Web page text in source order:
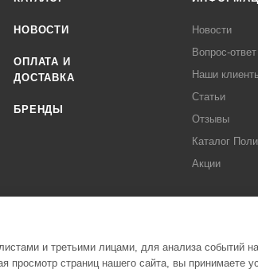
НОВОСТИ
ОПЛАТА И
ДОСТАВКА
БРЕНДЫ
Новости
Вопрос-ответ
Наши
Статьи
Отзывы
Каталог
Акции
и третьими лицами, для анализа событий
просмотр страниц нашего сайта, вы принимаете